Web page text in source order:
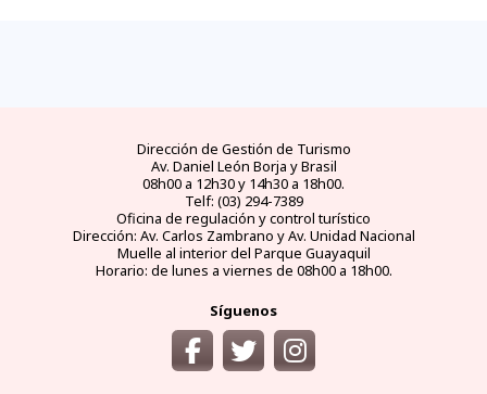
Dirección de Gestión de Turismo
Av. Daniel León Borja y Brasil
08h00 a 12h30 y 14h30 a 18h00.
Telf: (03) 294-7389
Oficina de regulación y control turístico
Dirección: Av. Carlos Zambrano y Av. Unidad Nacional
Muelle al interior del Parque Guayaquil
Horario: de lunes a viernes de 08h00 a 18h00.
Síguenos